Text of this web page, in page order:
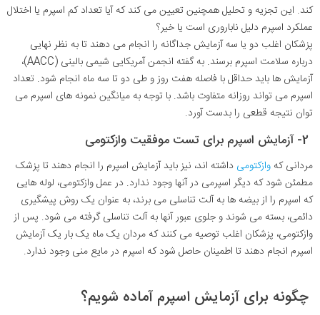
کند. این تجزیه و تحلیل همچنین تعیین می کند که آیا تعداد کم اسپرم یا اختلال
عملکرد اسپرم دلیل ناباروری است یا خیر؟
پزشکان اغلب دو یا سه آزمایش جداگانه را انجام می دهند تا به نظر نهایی
درباره سلامت اسپرم برسند. به گفته انجمن آمریکایی شیمی بالینی (AACC)،
آزمایش ها باید حداقل با فاصله هفت روز و طی دو تا سه ماه انجام شود. تعداد
اسپرم می تواند روزانه متفاوت باشد. با توجه به میانگین نمونه های اسپرم می
توان نتیجه قطعی را بدست آورد.
2- آزمایش اسپرم برای تست موفقیت وازکتومی
مردانی که وازکتومی داشته اند، نیز باید آزمایش اسپرم را انجام دهند تا پزشک
مطمئن شود که دیگر اسپرمی در آنها وجود ندارد. در عمل وازکتومی، لوله هایی
که اسپرم را از بیضه ها به آلت تناسلی می برند، به عنوان یک روش پیشگیری
دائمی، بسته می شوند و جلوی عبور آنها به آلت تناسلی گرفته می شود. پس از
وازکتومی، پزشکان اغلب توصیه می کنند که مردان یک ماه یک بار یک آزمایش
اسپرم انجام دهند تا اطمینان حاصل شود که اسپرم در مایع منی وجود ندارد.
چگونه برای آزمایش اسپرم آماده شویم؟